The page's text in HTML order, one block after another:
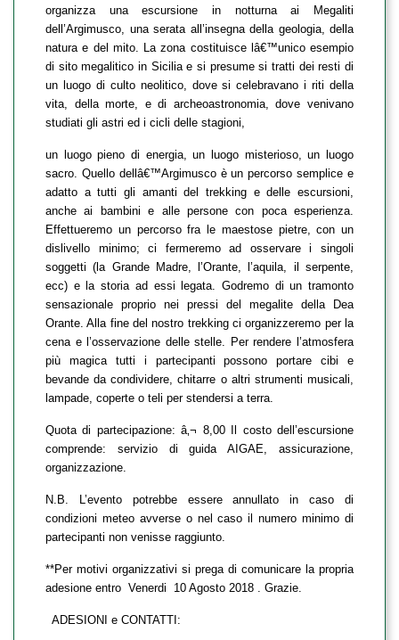
organizza una escursione in notturna ai Megaliti
dell’Argimusco, una serata all’insegna della geologia, della
natura e del mito. La zona costituisce lâ€™unico esempio
di sito megalitico in Sicilia e si presume si tratti dei resti di
un luogo di culto neolitico, dove si celebravano i riti della
vita, della morte, e di archeoastronomia, dove venivano
studiati gli astri ed i cicli delle stagioni,
un luogo pieno di energia, un luogo misterioso, un luogo
sacro. Quello dellâ€™Argimusco è un percorso semplice e
adatto a tutti gli amanti del trekking e delle escursioni,
anche ai bambini e alle persone con poca esperienza.
Effettueremo un percorso fra le maestose pietre, con un
dislivello minimo; ci fermeremo ad osservare i singoli
soggetti (la Grande Madre, l’Orante, l’aquila, il serpente,
ecc) e la storia ad essi legata. Godremo di un tramonto
sensazionale proprio nei pressi del megalite della Dea
Orante. Alla fine del nostro trekking ci organizzeremo per la
cena e l’osservazione delle stelle. Per rendere l’atmosfera
più magica tutti i partecipanti possono portare cibi e
bevande da condividere, chitarre o altri strumenti musicali,
lampade, coperte o teli per stendersi a terra.
Quota di partecipazione: â‚¬ 8,00 Il costo dell’escursione
comprende: servizio di guida AIGAE, assicurazione,
organizzazione.
N.B. L’evento potrebbe essere annullato in caso di
condizioni meteo avverse o nel caso il numero minimo di
partecipanti non venisse raggiunto.
**Per motivi organizzativi si prega di comunicare la propria
adesione entro Venerdi 10 Agosto 2018 . Grazie.
ADESIONI e CONTATTI: